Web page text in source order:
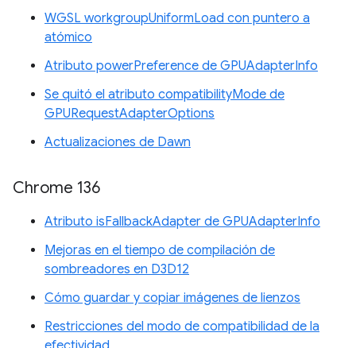
WGSL workgroupUniformLoad con puntero a
atómico
Atributo powerPreference de GPUAdapterInfo
Se quitó el atributo compatibilityMode de
GPURequestAdapterOptions
Actualizaciones de Dawn
Chrome 136
Atributo isFallbackAdapter de GPUAdapterInfo
Mejoras en el tiempo de compilación de
sombreadores en D3D12
Cómo guardar y copiar imágenes de lienzos
Restricciones del modo de compatibilidad de la